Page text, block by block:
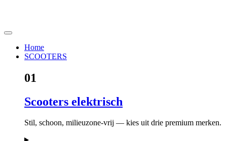
Home
SCOOTERS
01
Scooters elektrisch
Stil, schoon, milieuzone-vrij — kies uit drie premium merken.